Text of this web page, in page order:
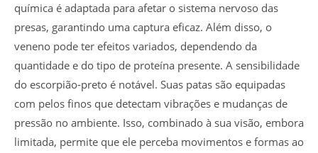
química é adaptada para afetar o sistema nervoso das
presas, garantindo uma captura eficaz. Além disso, o
veneno pode ter efeitos variados, dependendo da
quantidade e do tipo de proteína presente. A sensibilidade
do escorpião-preto é notável. Suas patas são equipadas
com pelos finos que detectam vibrações e mudanças de
pressão no ambiente. Isso, combinado à sua visão, embora
limitada, permite que ele perceba movimentos e formas ao